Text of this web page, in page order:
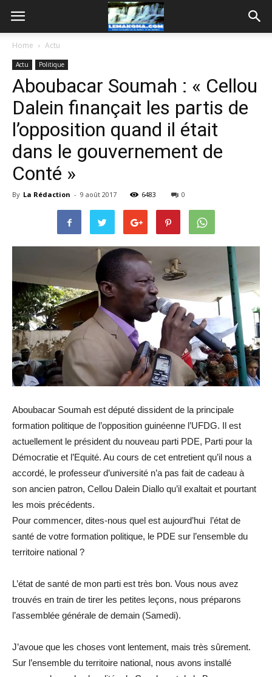
Home Actu
Actu Politique
Aboubacar Soumah : « Cellou
Dalein finançait les partis de
l’opposition quand il était
dans le gouvernement de
Conté »
By La Rédaction - 9 août 2017 6483 0
Aboubacar Soumah est député dissident de la principale
formation politique de l’opposition guinéenne l’UFDG. Il est
actuellement le président du nouveau parti PDE, Parti pour la
Démocratie et l’Equité. Au cours de cet entretient qu’il nous a
accordé, le professeur d’université n’a pas fait de cadeau à
son ancien patron, Cellou Dalein Diallo qu’il exaltait et pourtant
les mois précédents.
Pour commencer, dites-nous quel est aujourd’hui l’état de
santé de votre formation politique, le PDE sur l’ensemble du
territoire national ?
L’état de santé de mon parti est très bon. Vous nous avez
trouvés en train de tirer les petites leçons, nous préparons
l’assemblée générale de demain (Samedi).
J’avoue que les choses vont lentement, mais très sûrement.
Sur l’ensemble du territoire national, nous avons installé